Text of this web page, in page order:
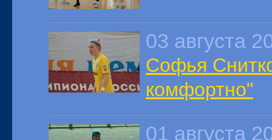
03 августа
Софья
комфортно"
01 августа